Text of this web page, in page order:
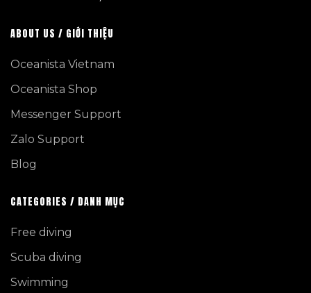
ABOUT US / GIỚI THIỆU
Oceanista Vietnam
Oceanista Shop
Messenger Support
Zalo Support
Blog
CATEGORIES / DANH MỤC
Free diving
Scuba diving
Swimming